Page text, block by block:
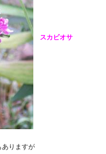
スカビオサ
りますが